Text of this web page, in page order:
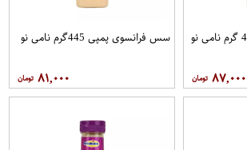
۸۷,۰۰۰
سس فرانسوی پمپی 445گرم نامی نو
۸۱,۰۰۰